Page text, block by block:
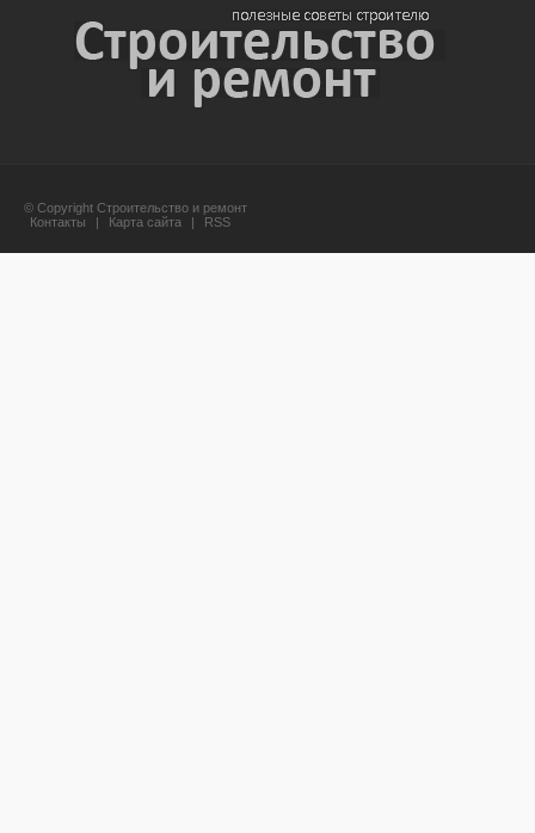
© Copyright Строительство и ремонт
Контакты
| Карта сайта | RSS